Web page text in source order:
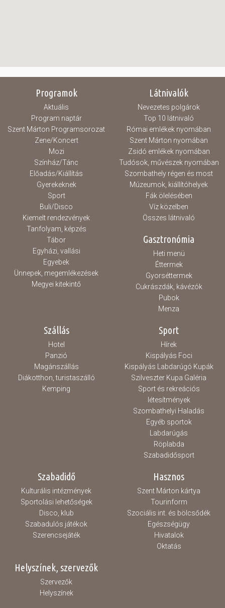
Programok
Aktuális
Program naptár
Szent Márton Programsorozat
Zene/Koncert
Mozi
Színház/Tánc
Előadás/Kiállítás
Gyerekeknek
Sport
Buli/Disco
Kiemelt rendezvények
Tanfolyam, képzés
Tábor
Egyházi, vallási
Egyebek
Ünnepek, megemlékezések
Megyei kitekintő
Látnivalók
Nevezetes polgárok
Top 10 látnivaló
Római emlékek nyomában
Szent Márton nyomában
Zsidó emlékek nyomában
Tudósok, művészek nyomában
Szombathely régen és most
Múzeumok, kiállítóhelyek
Fák ölelésében
Víz közelben
Összes látnivaló
Gasztronómia
Heti menü
Éttermek
Gyorséttermek
Cukrászdák, kávézók
Pubok
Menza
Szállás
Hotel
Panzió
Magánszállás
Diákotthon, turistaszálló
Kemping
Sport
Hírek
Kispályás Foci
Kispályás Labdarúgó Kupák
Szilveszter Kupa Galéria
Sport és rekreációs
létesítmények
Szombathelyi Haladás
Egyéb sportok
Labdarúgás
Röplabda
Szabadidősport
Szabadidő
Kulturális intézmények
Sportolási lehetőségek
Disco, klub
Szabadulós játékok
Szerencsejáték
Hasznos
Szent Márton kártya
Tourinform
Szociális int. és bölcsődék
Egészségügy
Hivatalok
Oktatás
Helyszínek, szervezők
Szervezők
Helyszínek